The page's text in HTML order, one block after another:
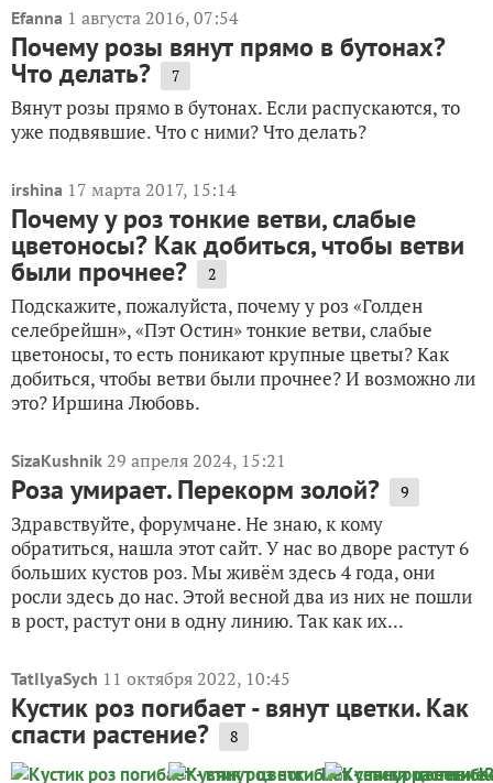
Efanna 1 августа 2016, 07:54
Почему розы вянут прямо в бутонах?
Что делать? 7
Вянут розы прямо в бутонах. Если распускаются, то
уже подвявшие. Что с ними? Что делать?
irshina 17 марта 2017, 15:14
Почему у роз тонкие ветви, слабые
цветоносы? Как добиться, чтобы ветви
были прочнее? 2
Подскажите, пожалуйста, почему у роз «Голден
селебрейшн», «Пэт Остин» тонкие ветви, слабые
цветоносы, то есть поникают крупные цветы? Как
добиться, чтобы ветви были прочнее? И возможно ли
это? Иршина Любовь.
SizaKushnik 29 апреля 2024, 15:21
Роза умирает. Перекорм золой? 9
Здравствуйте, форумчане. Не знаю, к кому
обратиться, нашла этот сайт. У нас во дворе растут 6
больших кустов роз. Мы живём здесь 4 года, они
росли здесь до нас. Этой весной два из них не пошли
в рост, растут они в одну линию. Так как их...
TatIlyaSych 11 октября 2022, 10:45
Кустик роз погибает - вянут цветки. Как
спасти растение? 8